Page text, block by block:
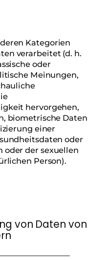
Kategorien
verarbeitet (d. h.
oder
Meinungen,
hervorgehen,
biometrische Daten
einer
oder
oder der sexuellen
Person).
von Daten von